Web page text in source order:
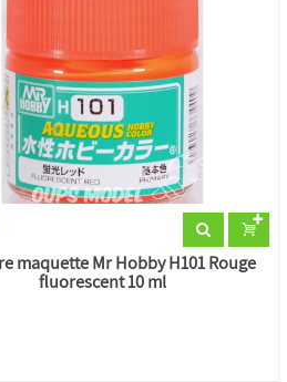
maquette Mr Hobby H101 Rouge
fluorescent 10 ml